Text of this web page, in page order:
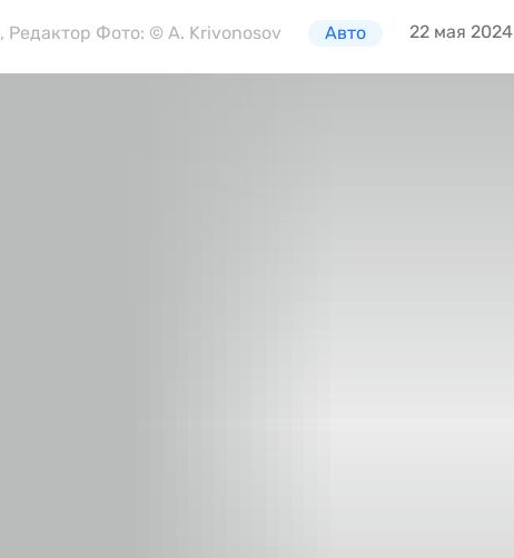
, Редактор Фото: © A. Krivonosov Авто 22 мая 2024